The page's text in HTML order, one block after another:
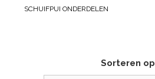
SCHUIFPUI ONDERDELEN
Sorteren op